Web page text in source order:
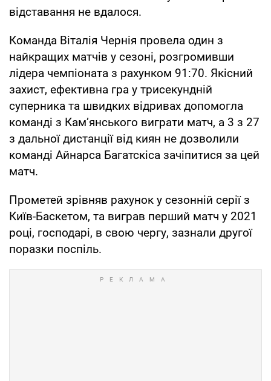
відставання не вдалося.
Команда Віталія Чернія провела один з
найкращих матчів у сезоні, розгромивши
лідера чемпіоната з рахунком 91:70. Якісний
захист, ефективна гра у трисекундній
суперника та швидких відривах допомогла
команді з Кам’янського виграти матч, а 3 з 27
з дальної дистанції від киян не дозволили
команді Айнарса Багатскіса зачіпитися за цей
матч.
Прометей зрівняв рахунок у сезонній серії з
Київ-Баскетом, та виграв перший матч у 2021
році, господарі, в свою чергу, зазнали другої
поразки поспіль.